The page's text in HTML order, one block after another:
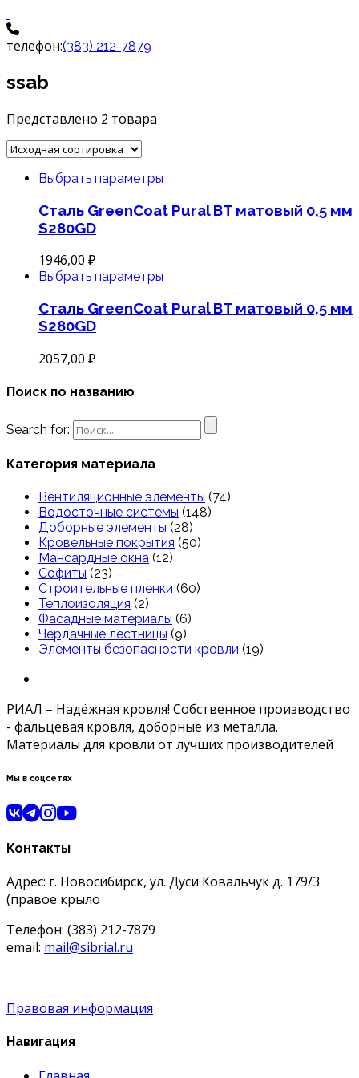
телефон:(383) 212-7879
ssab
Представлено 2 товара
Выбрать параметры
Сталь GreenCoat Pural BT матовый 0,5 мм
S280GD
1946,00 ₽
Выбрать параметры
Сталь GreenCoat Pural BT матовый 0,5 мм
S280GD
2057,00 ₽
Поиск по названию
Search for:
Категория материала
Вентиляционные элементы (74)
Водосточные системы (148)
Доборные элементы (28)
Кровельные покрытия (50)
Мансардные окна (12)
Софиты (23)
Строительные пленки (60)
Теплоизоляция (2)
Фасадные материалы (6)
Чердачные лестницы (9)
Элементы безопасности кровли (19)
РИАЛ – Надёжная кровля! Собственное производство
- фальцевая кровля, доборные из металла.
Материалы для кровли от лучших производителей
Мы в соцсетях
Контакты
Адрес: г. Новосибирск, ул. Дуси Ковальчук д. 179/3
(правое крыло
Телефон: (383) 212-7879
email: mail@sibrial.ru
Правовая информация
Навигация